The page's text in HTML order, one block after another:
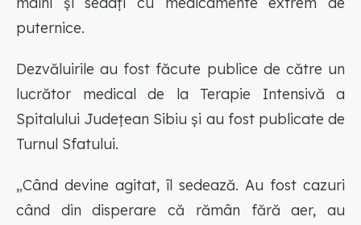
puternice.
Dezvăluirile au fost făcute publice de către un
lucrător medical de la Terapie Intensivă a
Spitalului Județean Sibiu și au fost publicate de
Turnul Sfatului.
„Când devine agitat, îl sedează. Au fost cazuri
când din disperare că rămân fără aer, au